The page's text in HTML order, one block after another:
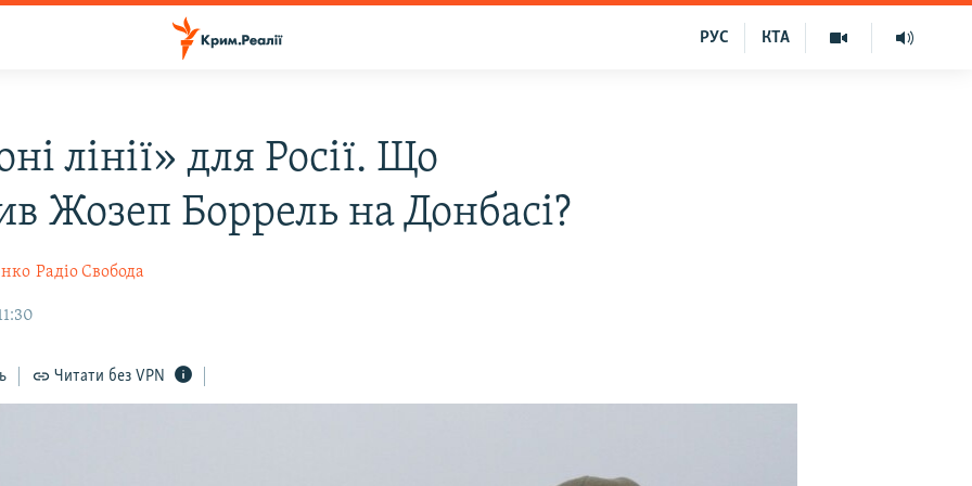
КТА
РУС
лінії» для Росії. Що
Жозеп Боррель на Донбасі?
Радіо Свобода
Читати без VPN